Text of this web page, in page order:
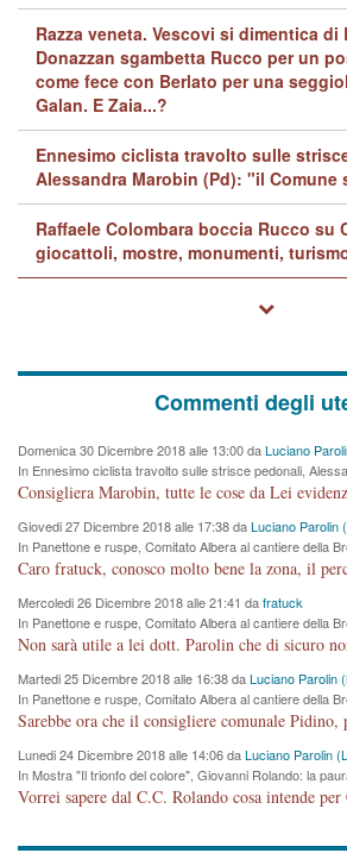
Razza veneta. Vescovi si dimentica di
Donazzan sgambetta Rucco per un
come fece con Berlato per una
Galan. E Zaia...?
Ennesimo ciclista travolto sulle
Alessandra Marobin (Pd): "il Comune
Raffaele Colombara boccia Rucco su
giocattoli, mostre, monumenti,
Commenti degli
Domenica 30 Dicembre 2018 alle 13:00 daLuciano
In Ennesimo ciclista travolto sulle strisce pedonali,
Comune si svegli"
Giovedi 27 Dicembre 2018 alle 17:38 daLuciano Parolin
In Panettone e ruspe, Comitato Albera al cantiere della
cronoprogramma"
Mercoledi 26 Dicembre 2018 alle 21:41 dafratuck
In Panettone e ruspe, Comitato Albera al cantiere della
cronoprogramma"
Martedi 25 Dicembre 2018 alle 16:38 daLuciano Parolin
In Panettone e ruspe, Comitato Albera al cantiere della
cronoprogramma"
Lunedi 24 Dicembre 2018 alle 14:06 daLuciano Parolin
In Mostra "Il trionfo del colore", Giovanni Rolando: la